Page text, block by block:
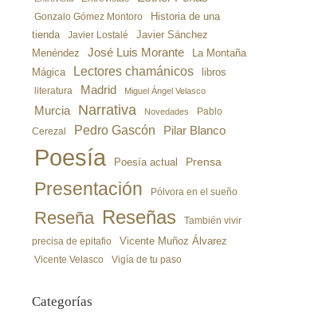
Gonzalo Gómez Montoro
Historia de una
tienda
Javier Lostalé
Javier Sánchez
Menéndez
José Luis Morante
La Montaña
Mágica
Lectores chamánicos libros
literatura Madrid Miguel Ángel Velasco
Murcia Narrativa Novedades
Pablo
Cerezal
Pedro Gascón Pilar Blanco
Poesía Poesía actual Prensa
Presentación Pólvora en el sueño
Reseña Reseñas
También vivir
precisa de epitafio
Vicente Muñoz Álvarez
Vicente Velasco
Vigía de tu paso
Categorías